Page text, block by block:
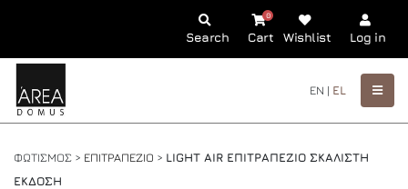
Search Cart
0
Wishlist Log in
EN | EL
ΦΩΤΙΣΜΟΣ > ΕΠΙΤΡΑΠΕΖΙΟ > LIGHT AIR ΕΠΙΤΡΑΠΕΖΙΟ ΣΚΑΛΙΣΤΗ
ΕΚΔΟΣΗ